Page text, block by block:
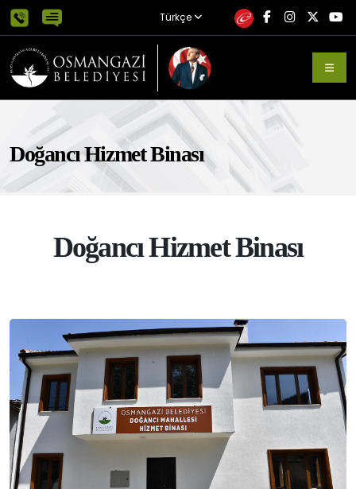
Türkçe
Doğancı Hizmet Binası
Doğancı Hizmet Binası